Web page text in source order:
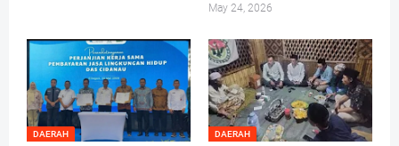
May 24, 2026
DAERAH DAERAH